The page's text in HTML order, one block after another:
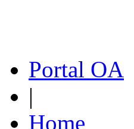
Portal OA
|
Home